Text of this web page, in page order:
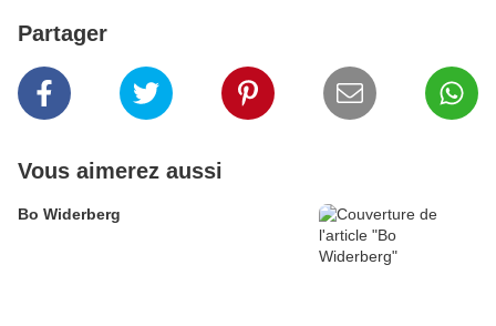
Partager
Vous aimerez aussi
Bo Widerberg